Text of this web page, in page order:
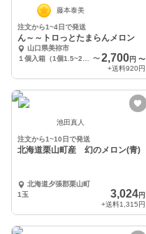
藤本泰美
注文から1~4日で発送
ん～～トロっとたまらんメロン
山口県美祢市
〜 2,700円 〜
+送料920円
池田真人
注文から1~10日で発送
北海道栗山町産 幻のメロン(青)
北海道夕張郡栗山町
1玉
3,024円
+送料1,315円